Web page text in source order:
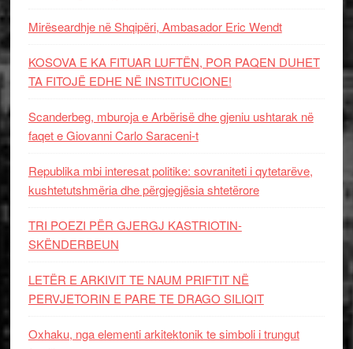
Mirëseardhje në Shqipëri, Ambasador Eric Wendt
KOSOVA E KA FITUAR LUFTËN, POR PAQEN DUHET
TA FITOJË EDHE NË INSTITUCIONE!
Scanderbeg, mburoja e Arbërisë dhe gjeniu ushtarak në
faqet e Giovanni Carlo Saraceni-t
Republika mbi interesat politike: sovraniteti i qytetarëve,
kushtetutshmëria dhe përgjegjësia shtetërore
TRI POEZI PËR GJERGJ KASTRIOTIN-
SKËNDERBEUN
LETËR E ARKIVIT TE NAUM PRIFTIT NË
PERVJETORIN E PARE TE DRAGO SILIQIT
Oxhaku, nga elementi arkitektonik te simboli i trungut